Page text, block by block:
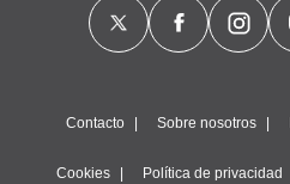
Contacto Sobre nosotros
Cookies Política de privacidad